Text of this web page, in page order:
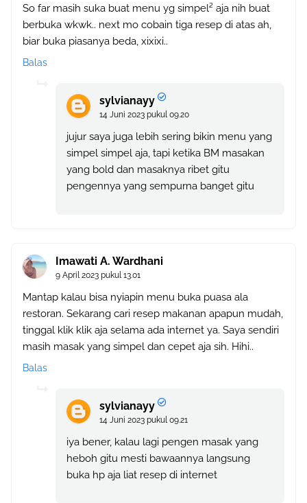
So far masih suka buat menu yg simpel² aja nih buat
berbuka wkwk.. next mo cobain tiga resep di atas ah,
biar buka piasanya beda, xixixi..
Balas
sylvianayy
14 Juni 2023 pukul 09.20
jujur saya juga lebih sering bikin menu yang
simpel simpel aja, tapi ketika BM masakan
yang bold dan masaknya ribet gitu
pengennya yang sempurna banget gitu
Imawati A. Wardhani
9 April 2023 pukul 13.01
Mantap kalau bisa nyiapin menu buka puasa ala
restoran. Sekarang cari resep makanan apapun mudah,
tinggal klik klik aja selama ada internet ya. Saya sendiri
masih masak yang simpel dan cepet aja sih. Hihi..
Balas
sylvianayy
14 Juni 2023 pukul 09.21
iya bener, kalau lagi pengen masak yang
heboh gitu mesti bawaannya langsung
buka hp aja liat resep di internet